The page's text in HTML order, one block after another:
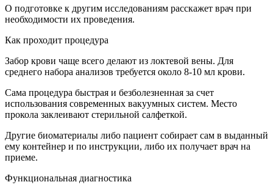
О подготовке к другим исследованиям расскажет врач при
необходимости их проведения.
Как проходит процедура
Забор крови чаще всего делают из локтевой вены. Для
среднего набора анализов требуется около 8-10 мл крови.
Сама процедура быстрая и безболезненная за счет
использования современных вакуумных систем. Место
прокола заклеивают стерильной салфеткой.
Другие биоматериалы либо пациент собирает сам в выданный
ему контейнер и по инструкции, либо их получает врач на
приеме.
Функциональная диагностика